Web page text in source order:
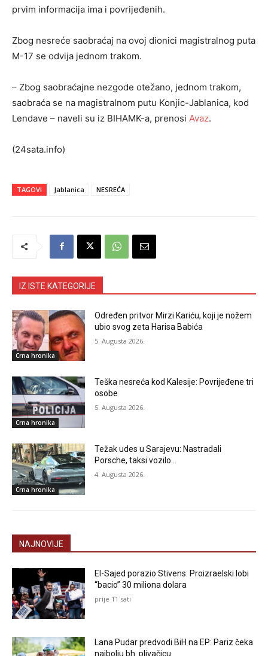
prvim informacija ima i povrijeđenih.
Zbog nesreće saobraćaj na ovoj dionici magistralnog puta
M-17 se odvija jednom trakom.
– Zbog saobraćajne nezgode otežano, jednom trakom,
saobraća se na magistralnom putu Konjic-Jablanica, kod
Lendave – naveli su iz BIHAMK-a, prenosi Avaz.
(24sata.info)
TAGOVI Jablanica NESREĆA
IZ ISTE KATEGORIJE
Crna hronika
Određen pritvor Mirzi Kariću, koji je nožem
ubio svog zeta Harisa Babića
5. Augusta 2026.
Crna hronika
Teška nesreća kod Kalesije: Povrijeđene tri
osobe
5. Augusta 2026.
Crna hronika
Težak udes u Sarajevu: Nastradali
Porsche, taksi vozilo…
4. Augusta 2026.
NAJNOVIJE
El-Sajed porazio Stivens: Proizraelski lobi
“bacio” 30 miliona dolara
prije 11 sati
Lana Pudar predvodi BiH na EP: Pariz čeka
najbolju bh. plivačicu